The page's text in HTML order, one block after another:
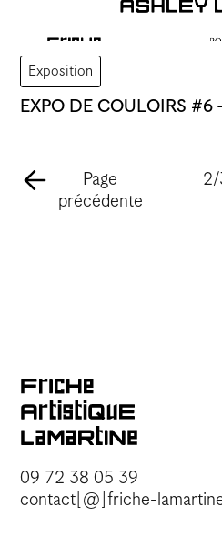
Exposition
EXPO DE COULOIRS
Page
précédente
09 72 38 05 39
contact[@]friche-